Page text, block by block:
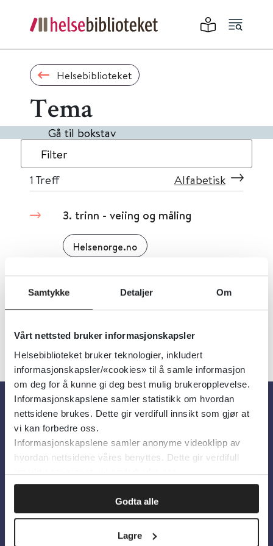
Samtykke Detaljer Om
Vårt nettsted bruker informasjonskapsler
Helsebiblioteket bruker teknologier, inkludert
informasjonskapsler/«cookies» til å samle informasjon
om deg for å kunne gi deg best mulig brukeropplevelse.
Informasjonskapslene samler statistikk om hvordan
nettsidene brukes. Dette gir verdifull innsikt som gjør at
vi kan forbedre oss.
Informasjonskapslene samler anonyme videoklipp av
hvordan nettsidene våres benyttes. Dette gir verdifull
innsikt som gjør at vi kan forbedre oss.
Godta alle
Lagre
Helsebiblioteket
Tema
Gå til bokstav
Filter
1 Treff Alfabetisk
3. trinn - veiing og måling
Helsenorge.no
Detaljer
Om oss
Om Helsebiblioteket
Personvern og informasjonskapsler
Tilgjengelighetserklæring